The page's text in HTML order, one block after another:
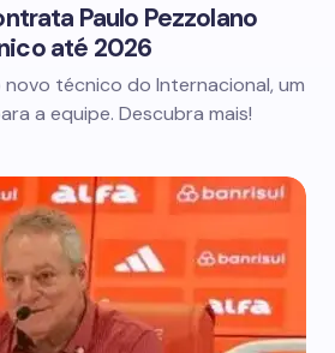
Paulo Pezzolano
até 2026
novo técnico do Internacional, um
a equipe. Descubra mais!